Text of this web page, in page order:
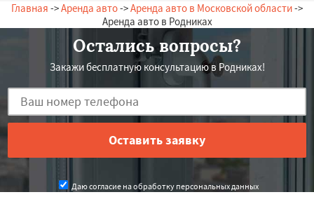
Главная ->Аренда авто->Аренда авто в Московской области->
Аренда авто в Родниках
Остались вопросы?
Закажи бесплатную консультацию в Родниках!
Даю согласие на обработку персональных данных